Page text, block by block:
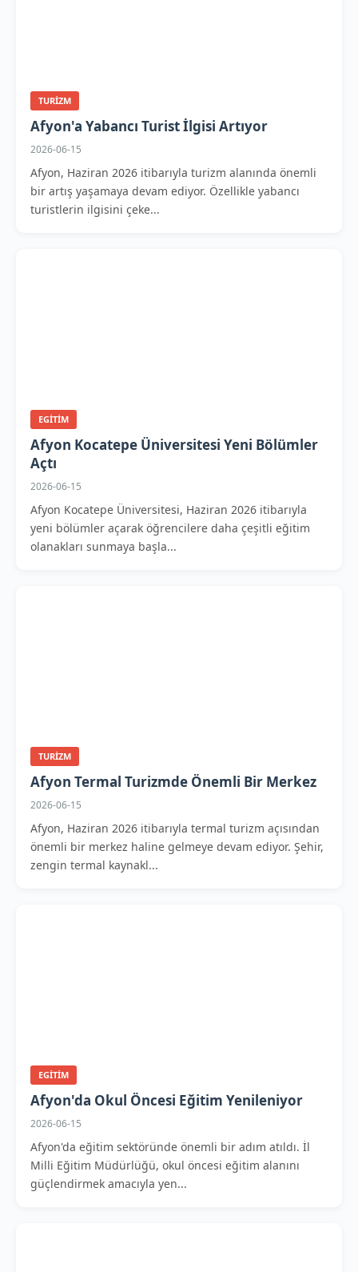
TURIZM
Afyon'a Yabancı Turist İlgisi Artıyor
2026-06-15
Afyon, Haziran 2026 itibarıyla turizm alanında önemli
bir artış yaşamaya devam ediyor. Özellikle yabancı
turistlerin ilgisini çeke...
EGITIM
Afyon Kocatepe Üniversitesi Yeni Bölümler
Açtı
2026-06-15
Afyon Kocatepe Üniversitesi, Haziran 2026 itibarıyla
yeni bölümler açarak öğrencilere daha çeşitli eğitim
olanakları sunmaya başla...
TURIZM
Afyon Termal Turizmde Önemli Bir Merkez
2026-06-15
Afyon, Haziran 2026 itibarıyla termal turizm açısından
önemli bir merkez haline gelmeye devam ediyor. Şehir,
zengin termal kaynakl...
EGITIM
Afyon'da Okul Öncesi Eğitim Yenileniyor
2026-06-15
Afyon'da eğitim sektöründe önemli bir adım atıldı. İl
Milli Eğitim Müdürlüğü, okul öncesi eğitim alanını
güçlendirmek amacıyla yen...